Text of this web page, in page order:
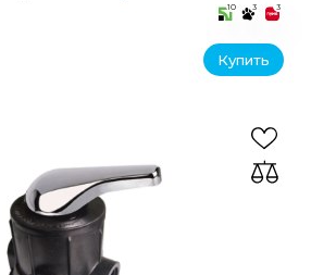
10 3 3
Купить